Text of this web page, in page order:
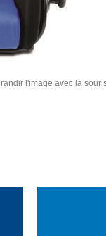
l'image avec la